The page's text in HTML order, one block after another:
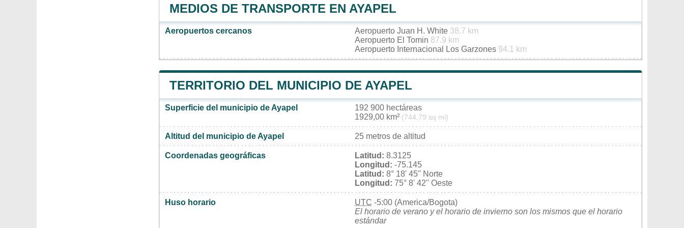
MEDIOS DE TRANSPORTE EN AYAPEL
Aeropuertos cercanos Aeropuerto Juan H. White 38.7 km
Aeropuerto El Tomin 87.9 km
Aeropuerto Internacional Los Garzones 94.1 km
TERRITORIO DEL MUNICIPIO DE AYAPEL
Superficie del municipio de Ayapel
192 900 hectáreas
1929,00 km² (744,79 sq mi)
Altitud del municipio de Ayapel 25 metros de altitud
Coordenadas geográficas Latitud: 8.3125
Longitud: -75.145
Latitud: 8° 18' 45'' Norte
Longitud: 75° 8' 42'' Oeste
Huso horario UTC -5:00 (America/Bogota)
El horario de verano y el horario de invierno son los mismos que el horario
estándar